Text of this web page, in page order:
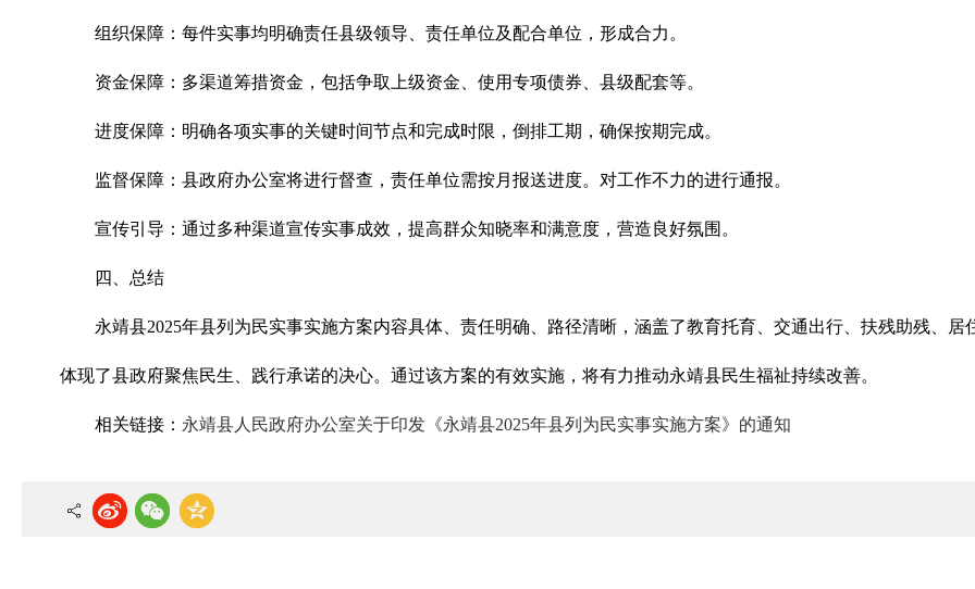
组织保障：每件实事均明确责任县级领导、责任单位及配合单位，形成合力。
资金保障：多渠道筹措资金，包括争取上级资金、使用专项债券、县级配套等。
进度保障：明确各项实事的关键时间节点和完成时限，倒排工期，确保按期完成。
监督保障：县政府办公室将进行督查，责任单位需按月报送进度。对工作不力的进行通报。
宣传引导：通过多种渠道宣传实事成效，提高群众知晓率和满意度，营造良好氛围。
四、总结
永靖县2025年县列为民实事实施方案内容具体、责任明确、路径清晰，涵盖了教育托育、交通出行、扶残助残、
体现了县政府聚焦民生、践行承诺的决心。通过该方案的有效实施，将有力推动永靖县民生福祉持续改善。
相关链接： 永靖县人民政府办公室关于印发《永靖县2025年县列为民实事实施方案》的通知